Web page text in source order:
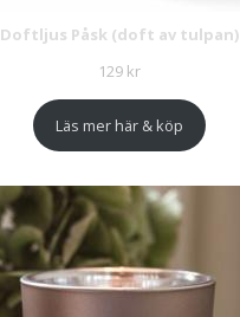
Doftljus Påsk (doft av tulpan)
129 kr
Läs mer här & köp